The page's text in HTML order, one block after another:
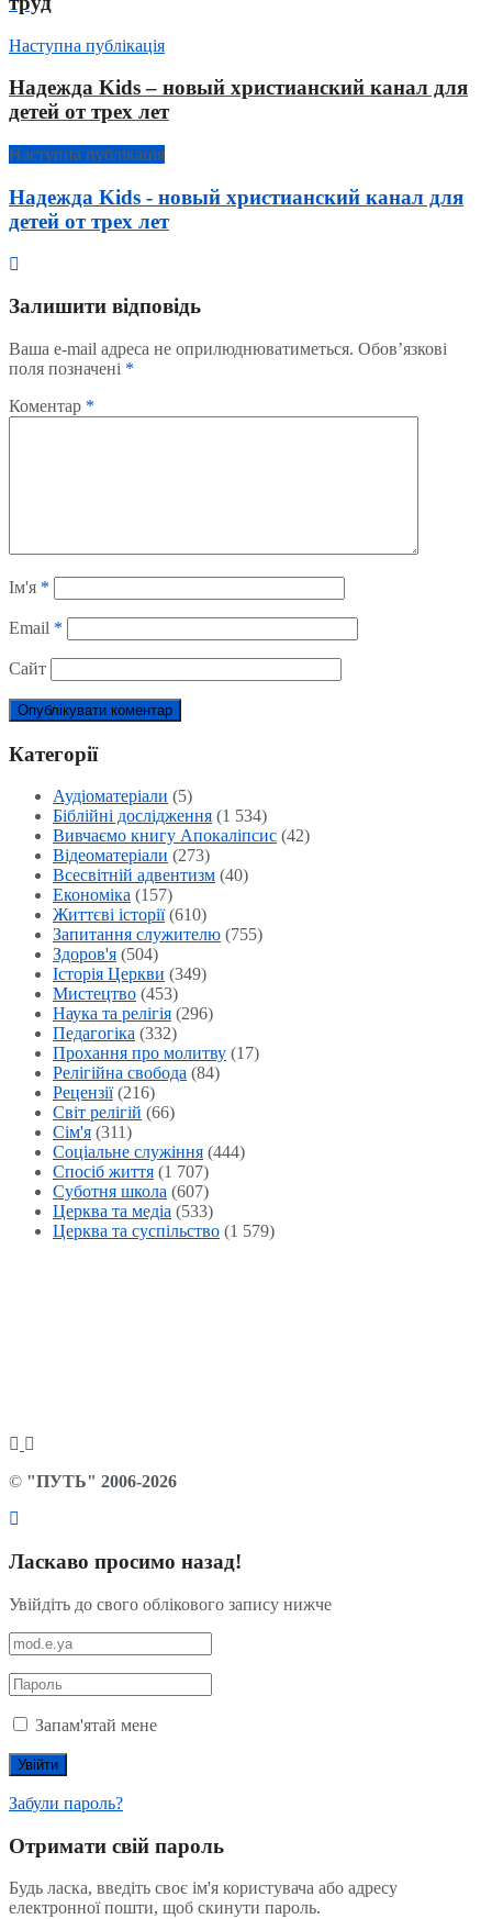
Наступна публікація
Надежда Kids – новый христианский канал для
детей от трех лет
Наступна публікація
Надежда Kids - новый христианский канал для
детей от трех лет
Залишити відповідь
Ваша e-mail адреса не оприлюднюватиметься. Обов’язкові
поля позначені *
Коментар *
Ім'я *
Email *
Сайт
Категорії
Аудіоматеріали (5)
Біблійні дослідження (1 534)
Вивчаємо книгу Апокаліпсис (42)
Відеоматеріали (273)
Всесвітній адвентизм (40)
Економіка (157)
Життєві історії(610)
Запитання служителю (755)
Здоров'я (504)
Історія Церкви (349)
Мистецтво (453)
Наука та релігія (296)
Педагогіка (332)
Прохання про молитву (17)
Релігійна свобода (84)
Рецензії(216)
Світ релігій (66)
Сім'я (311)
Соціальне служіння (444)
Спосіб життя (1 707)
Суботня школа (607)
Церква та медіа (533)
Церква та суспільство (1 579)
© "ПУТЬ" 2006-2026
Ласкаво просимо назад!
Увійдіть до свого облікового запису нижче
Запам'ятай мене
Забули пароль?
Отримати свій пароль
Будь ласка, введіть своє ім'я користувача або адресу
електронної пошти, щоб скинути пароль.